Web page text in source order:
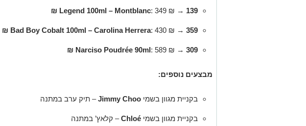
Legend 100ml – Montblanc: 349 ₪ → 139 ₪
Bad Boy Cobalt 100ml – Carolina Herrera: 430 ₪ → 359 ₪
Narciso Poudrée 90ml: 589 ₪ → 309 ₪
מבצעים נוספים:
בקניית מגוון בשמי Jimmy Choo– תיק ערב במתנה
בקניית מגוון בשמי Chloé– קלאץ’ במתנה